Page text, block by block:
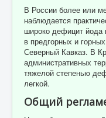
В России более или
наблюдается
широко дефицит йода
в предгорных и
Северный Кавказ. В
административных
тяжелой степенью
легкой.
Общий